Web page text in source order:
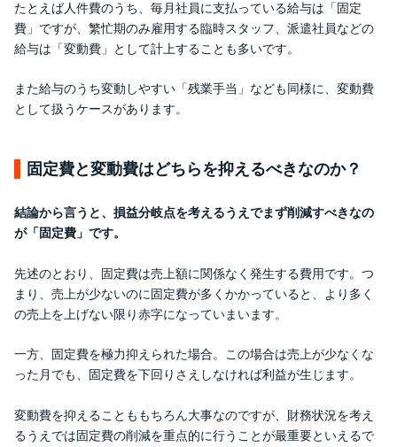
たとえば人件費のうち、毎月社員に支払っている給与は「固定
費」ですが、繁忙期のみ雇用する臨時スタッフ、派遣社員などの
給与は「変動費」として計上することも多いです。
また給与のうち変動しやすい「残業手当」なども同様に、変動費
として扱うケースがあります。
固定費と変動費はどちらを抑えるべきなのか？
結論から言うと、損益分岐点を考えるうえでまず削減すべきなの
が「固定費」です。
先述のとおり、固定費は売上額に関係なく発生する費用です。つ
まり、売上が少ないのに固定費が多くかかっていると、より多く
の売上を上げない限り赤字になっていまいます。
一方、固定費を極力抑えられた場合。この場合は売上が少なくな
った月でも、固定費を下回りさえしなければ利益が生じます。
変動費を抑えることももちろん大事なのですが、財務状況を考え
るうえでは固定費の削減を重点的に行うことが最重要といえるで